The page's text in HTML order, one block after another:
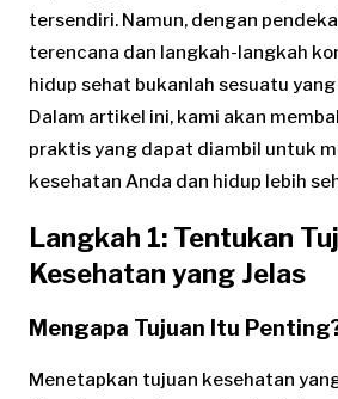
tersendiri. Namun, dengan
terencana dan langkah-langkah
hidup sehat bukanlah sesuatu
Dalam artikel ini, kami akan
praktis yang dapat diambil untuk
kesehatan Anda dan hidup lebih
Langkah 1: Tentukan
Kesehatan yang Jelas
Mengapa Tujuan Itu
Menetapkan tujuan kesehatan